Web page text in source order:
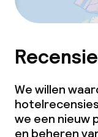
We willen
we een nieuw
en beheren